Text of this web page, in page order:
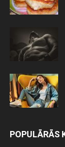
POPULĀRĀS